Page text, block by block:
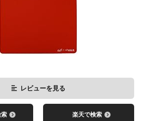
レビューを見る
索 楽天で検索
Pulsar eS FS-1
レビューを見る
楽天で検索